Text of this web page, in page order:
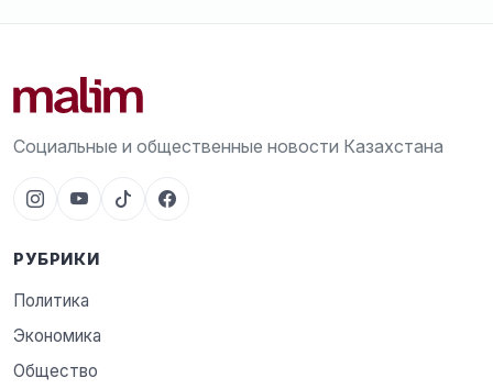
Социальные и общественные новости Казахстана
РУБРИКИ
Политика
Экономика
Общество